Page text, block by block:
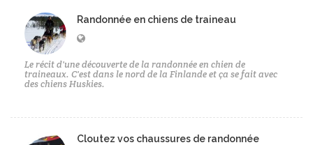
Randonnée en chiens de traineau
Le récit d'une découverte de la randonnée en chien de
traineaux. C'est dans le nord de la Finlande et ça se fait avec
des chiens Huskies.
Cloutez vos chaussures de randonnée